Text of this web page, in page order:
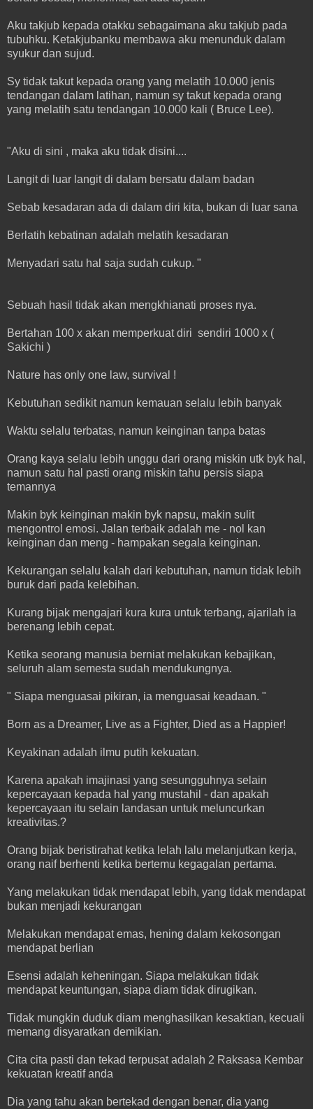
Aku takjub kepada otakku sebagaimana aku takjub pada
tubuhku. Ketakjubanku membawa aku menunduk dalam
syukur dan sujud.
Sy tidak takut kepada orang yang melatih 10.000 jenis
tendangan dalam latihan, namun sy takut kepada orang
yang melatih satu tendangan 10.000 kali ( Bruce Lee).
"Aku di sini , maka aku tidak disini....
Langit di luar langit di dalam bersatu dalam badan
Sebab kesadaran ada di dalam diri kita, bukan di luar sana
Berlatih kebatinan adalah melatih kesadaran
Menyadari satu hal saja sudah cukup. "
Sebuah hasil tidak akan mengkhianati proses nya.
Bertahan 100 x akan memperkuat diri sendiri 1000 x (
Sakichi )
Nature has only one law, survival !
Kebutuhan sedikit namun kemauan selalu lebih banyak
Waktu selalu terbatas, namun keinginan tanpa batas
Orang kaya selalu lebih unggu dari orang miskin utk byk hal,
namun satu hal pasti orang miskin tahu persis siapa
temannya
Makin byk keinginan makin byk napsu, makin sulit
mengontrol emosi. Jalan terbaik adalah me - nol kan
keinginan dan meng - hampakan segala keinginan.
Kekurangan selalu kalah dari kebutuhan, namun tidak lebih
buruk dari pada kelebihan.
Kurang bijak mengajari kura kura untuk terbang, ajarilah ia
berenang lebih cepat.
Ketika seorang manusia berniat melakukan kebajikan,
seluruh alam semesta sudah mendukungnya.
" Siapa menguasai pikiran, ia menguasai keadaan. "
Born as a Dreamer, Live as a Fighter, Died as a Happier!
Keyakinan adalah ilmu putih kekuatan.
Karena apakah imajinasi yang sesungguhnya selain
kepercayaan kepada hal yang mustahil - dan apakah
kepercayaan itu selain landasan untuk meluncurkan
kreativitas.?
Orang bijak beristirahat ketika lelah lalu melanjutkan kerja,
orang naif berhenti ketika bertemu kegagalan pertama.
Yang melakukan tidak mendapat lebih, yang tidak mendapat
bukan menjadi kekurangan
Melakukan mendapat emas, hening dalam kekosongan
mendapat berlian
Esensi adalah keheningan. Siapa melakukan tidak
mendapat keuntungan, siapa diam tidak dirugikan.
Tidak mungkin duduk diam menghasilkan kesaktian, kecuali
memang disyaratkan demikian.
Cita cita pasti dan tekad terpusat adalah 2 Raksasa Kembar
kekuatan kreatif anda
Dia yang tahu akan bertekad dengan benar, dia yang